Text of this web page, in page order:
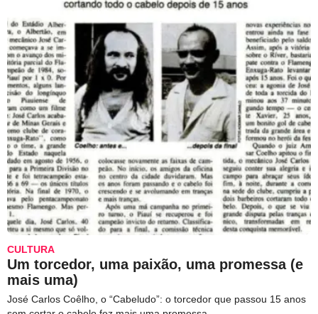
CULTURA
Um torcedor, uma paixão, uma promessa (e
mais uma)
José Carlos Coêlho, o “Cabeludo”: o torcedor que passou 15 anos